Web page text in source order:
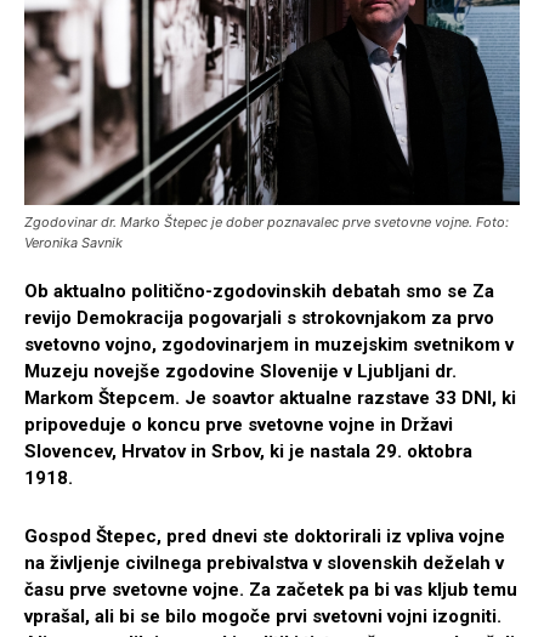
Zgodovinar dr. Marko Štepec je dober poznavalec prve svetovne vojne. Foto:
Veronika Savnik
Ob aktualno politično-zgodovinskih debatah smo se Za
revijo Demokracija pogovarjali s strokovnjakom za prvo
svetovno vojno, zgodovinarjem in muzejskim svetnikom v
Muzeju novejše zgodovine Slovenije v Ljubljani dr.
Markom Štepcem. Je soavtor aktualne razstave 33 DNI, ki
pripoveduje o koncu prve svetovne vojne in Državi
Slovencev, Hrvatov in Srbov, ki je nastala 29. oktobra
1918.
Gospod Štepec, pred dnevi ste doktorirali iz vpliva vojne
na življenje civilnega prebivalstva v slovenskih deželah v
času prve svetovne vojne. Za začetek pa bi vas kljub temu
vprašal, ali bi se bilo mogoče prvi svetovni vojni izogniti.